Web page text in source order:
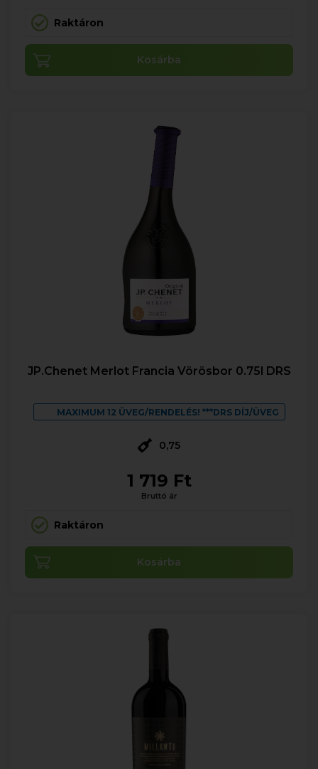
Raktáron
Kosárba
JP.Chenet Merlot Francia Vörösbor 0.75l DRS
MAXIMUM 12 ÜVEG/RENDELÉS! ***DRS DÍJ/ÜVEG
0,75
1 719 Ft
Bruttó ár
Raktáron
Kosárba